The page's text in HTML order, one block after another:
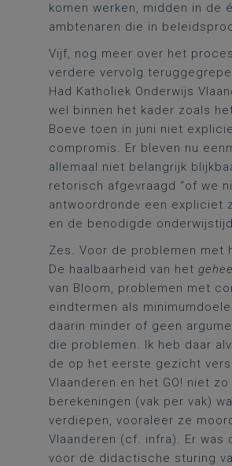
komen werken, midden in de
ambtenaren die in
Vijf, nog meer over het
verdere vervolg
Had Katholiek Onderwijs
wel binnen het kader zoals
Boeve toen in juni niet
compromis. Er bleven nu
allemaal niet belangrijk
retorisch afgevraagd “of we
antwoordronde een expliciet
en de benodigde
Zes. Voor de problemen
De haalbaarheid van het
van Bloom, problemen met
eindtermen als
daarin minder of geen
die problemen. Ik heb daar
de op het eerste gezicht
Vlaanderen en het GO! niet
berekeningen (vak per vak)
verdiepen, vooraleer ze
Vlaanderen (cf. infra). Er
voor de didactische sturing